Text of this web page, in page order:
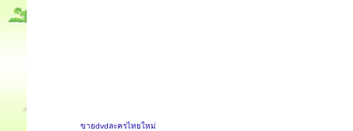
ขายdvdละครไทยใหม่